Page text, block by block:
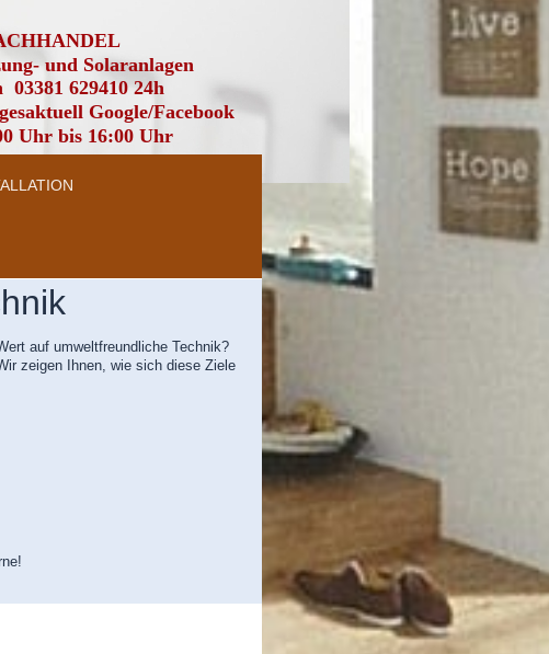
und Solaranlagen
03381 629410 24h
Google/Facebook
Uhr bis 16:00 Uhr
auf umweltfreundliche Technik?
zeigen Ihnen, wie sich diese Ziele